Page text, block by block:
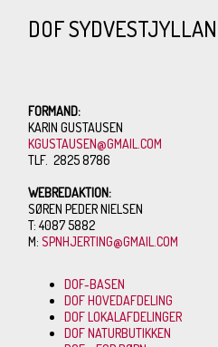
DOF
FORMAND:
KARIN GUSTAUSEN
KGUSTAUSEN@GMAIL.COM
TLF. 2825 8786
WEBREDAKTION:
SØREN PEDER NIELSEN
T: 4087 5882
M:SPNHJERTING@GMAIL.COM
DOF-BASEN
DOF HOVEDAFDELING
DOF LOKALAFDELINGER
DOF NATURBUTIKKEN